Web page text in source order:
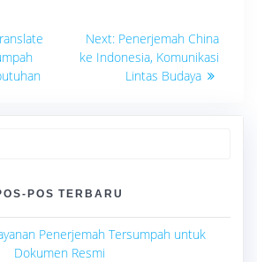
Next: Next
post:
Penerjemah China
ke Indonesia, Komunikasi
Lintas Budaya
POS TERBARU
Penerjemah Tersumpah untuk
Dokumen Resmi